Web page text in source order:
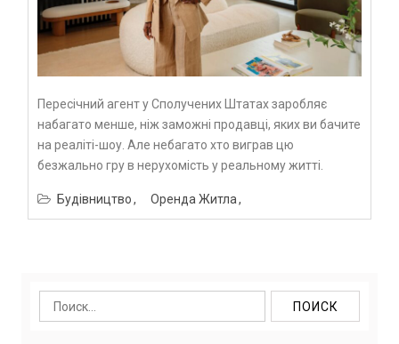
Пересічний агент у Сполучених Штатах заробляє
набагато менше, ніж заможні продавці, яких ви бачите
на реаліті-шоу. Але небагато хто виграв цю
безжально гру в нерухомість у реальному житті.
Будівництво Оренда Житла
Найти: